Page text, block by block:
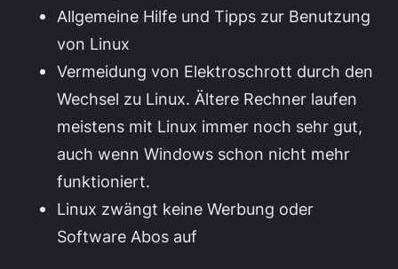
Allgemeine Hilfe und Tipps zur Benutzung
von Linux
Vermeidung von Elektroschrott durch den
Wechsel zu Linux. Ältere Rechner laufen
meistens mit Linux immer noch sehr gut,
auch wenn Windows schon nicht mehr
funktioniert.
Linux zwängt keine Werbung oder
Software Abos auf